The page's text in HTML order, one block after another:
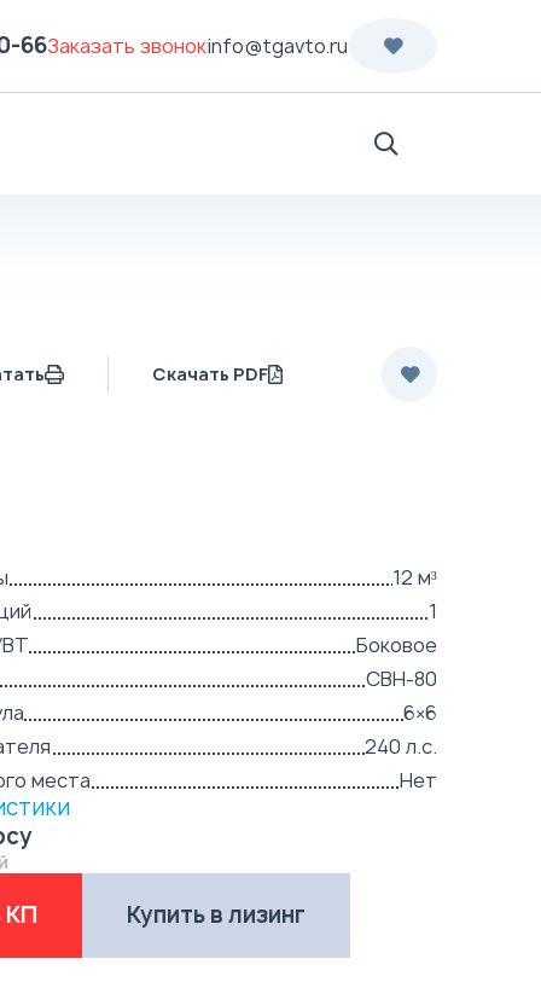
66Заказать звонокinfo@tgavto.ru
Скачать PDF
12 м³
1
Боковое
СВН-80
6×6
240 л.с.
места
Нет
КП Купить в лизинг